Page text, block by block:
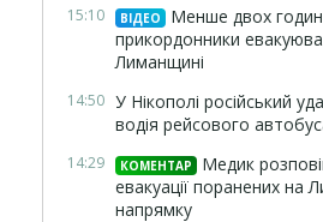
15:10 ВІДЕО
Менше двох
прикордонники
Лиманщині
14:50 У Нікополі російський
водія рейсового
14:29 КОМЕНТАР
Медик
евакуації поранених на
напрямку